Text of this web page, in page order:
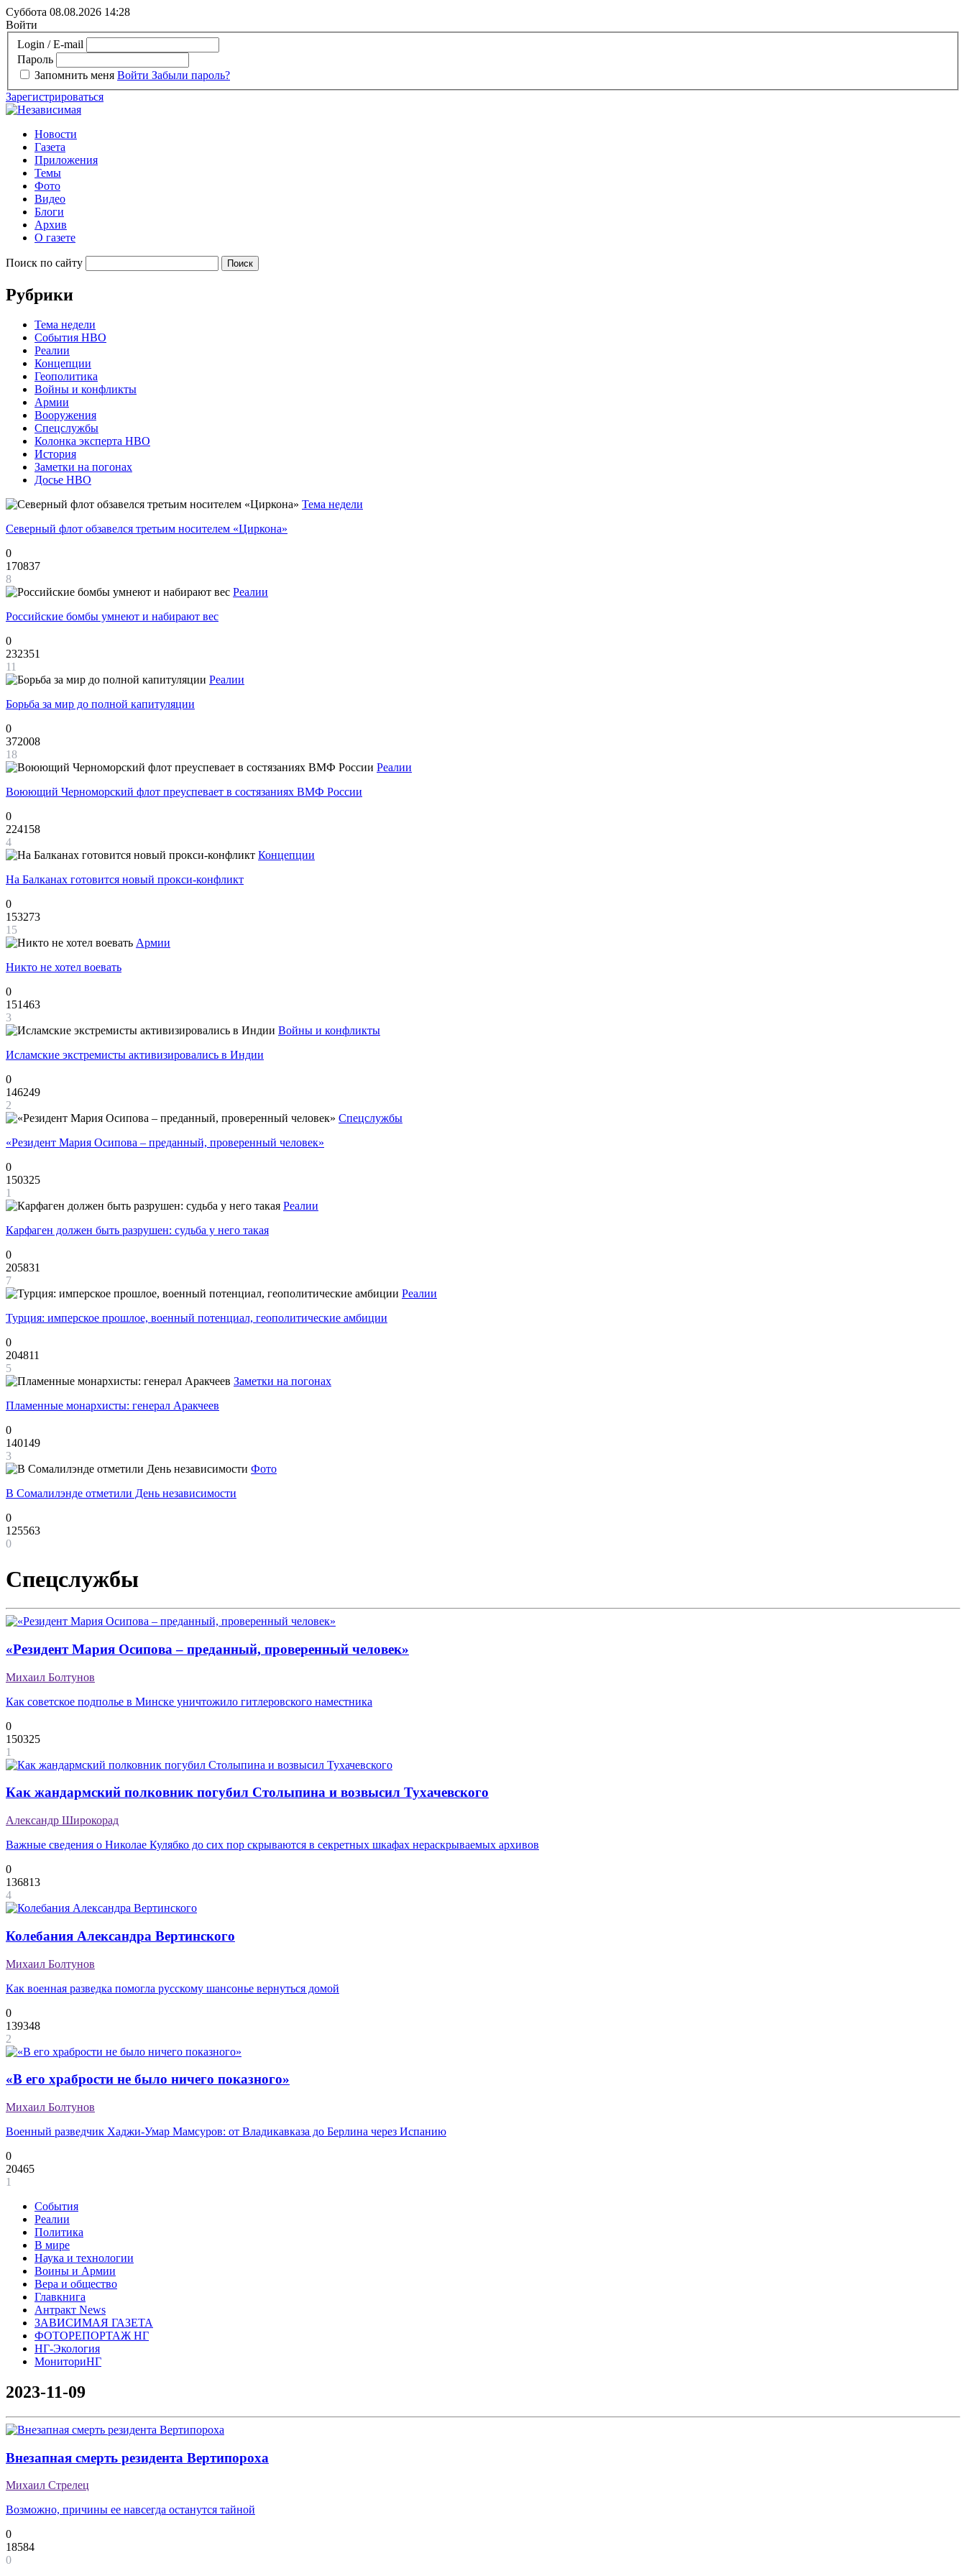
Суббота 08.08.2026 14:28
Войти
Login / E-mail
Пароль
Запомнить меня Войти Забыли пароль?
Зарегистрироваться
Новости
Газета
Приложения
Темы
Фото
Видео
Блоги
Архив
О газете
Поиск по сайту
Рубрики
Тема недели
События НВО
Реалии
Концепции
Геополитика
Войны и конфликты
Армии
Вооружения
Спецслужбы
Колонка эксперта НВО
История
Заметки на погонах
Досье НВО
Тема недели
Северный флот обзавелся третьим носителем «Циркона»
0
170837
8
Реалии
Российские бомбы умнеют и набирают вес
0
232351
11
Реалии
Борьба за мир до полной капитуляции
0
372008
18
Реалии
Воюющий Черноморский флот преуспевает в состязаниях ВМФ России
0
224158
4
Концепции
На Балканах готовится новый прокси-конфликт
0
153273
15
Армии
Никто не хотел воевать
0
151463
3
Войны и конфликты
Исламские экстремисты активизировались в Индии
0
146249
2
Спецслужбы
«Резидент Мария Осипова – преданный, проверенный человек»
0
150325
1
Реалии
Карфаген должен быть разрушен: судьба у него такая
0
205831
7
Реалии
Турция: имперское прошлое, военный потенциал, геополитические амбиции
0
204811
5
Заметки на погонах
Пламенные монархисты: генерал Аракчеев
0
140149
3
Фото
В Сомалилэнде отметили День независимости
0
125563
0
Спецслужбы
«Резидент Мария Осипова – преданный, проверенный человек»
Михаил Болтунов
Как советское подполье в Минске уничтожило гитлеровского наместника
0
150325
1
Как жандармский полковник погубил Столыпина и возвысил Тухачевского
Александр Широкорад
Важные сведения о Николае Кулябко до сих пор скрываются в секретных шкафах нераскрываемых архивов
0
136813
4
Колебания Александра Вертинского
Михаил Болтунов
Как военная разведка помогла русскому шансонье вернуться домой
0
139348
2
«В его храбрости не было ничего показного»
Михаил Болтунов
Военный разведчик Хаджи-Умар Мамсуров: от Владикавказа до Берлина через Испанию
0
20465
1
События
Реалии
Политика
В мире
Наука и технологии
Воины и Армии
Вера и общество
Главкнига
Антракт News
ЗАВИСИМАЯ ГАЗЕТА
ФОТОРЕПОРТАЖ НГ
НГ-Экология
МониториНГ
2023-11-09
Внезапная смерть резидента Вертипороха
Михаил Стрелец
Возможно, причины ее навсегда останутся тайной
0
18584
0